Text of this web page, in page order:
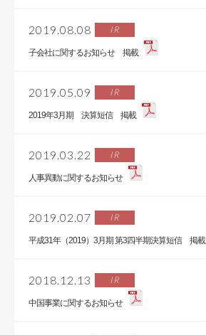
2019.08.08 IR
子会社に関するお知らせ 掲載
2019.05.09 IR
2019年3月期 決算短信 掲載
2019.03.22 IR
人事異動に関するお知らせ
2019.02.07 IR
平成31年（2019）3月期 第3四半期決算短信 掲載
2018.12.13 IR
中国事業に関するお知らせ